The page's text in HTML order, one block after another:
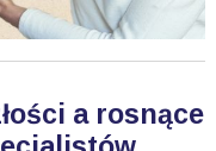
a rosnące